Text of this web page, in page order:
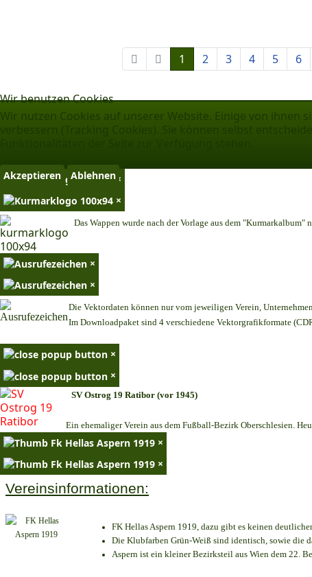
1 2 3 4 5 6
Wir benutzen Cookies
Wir nutzen Cookies auf unserer Website. Einige von ihnen
Akzeptieren Ablehnen ×
×
Das Wappen wurde nach der Vorlage aus dem
×
×
Die Vektordaten können nur vom jeweiligen Verein,
Im Downloadpaket sind 4 verschiedene Vektorgrafikformate
×
×
SV Ostrog 19 Ratibor (vor 1945)
Ein ehemaliger Verein aus dem Fußball-Bezirk Oberschlesien.
×
×
Vereinsinformationen:
FK Hellas Aspern 1919, dazu gibt es keinen
Die Klubfarben Grün-Weiß sind identisch, sowie die
Aspern ist ein kleiner Bezirksteil aus Wien dem 22.